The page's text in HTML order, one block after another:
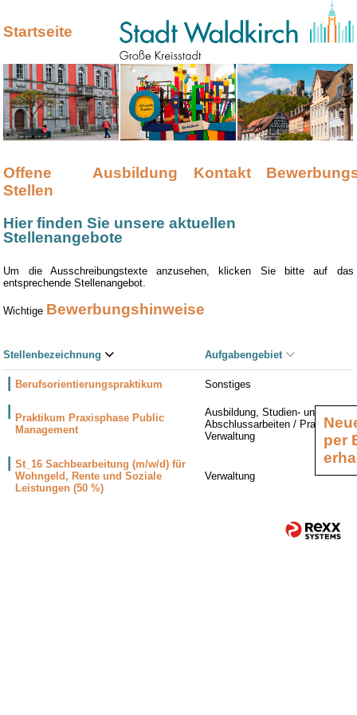
Startseite
Offene
Stellen
Ausbildung Kontakt
Hier finden Sie unsere aktuellen
Stellenangebote
Um die Ausschreibungstexte anzusehen, klicken Sie bitte auf das
entsprechende Stellenangebot.
Wichtige Bewerbungshinweise
Stellenbezeichnung Aufgabengebiet
Berufsorientierungspraktikum Sonstiges
Praktikum Praxisphase Public
Management
Ausbildung, Studien- und
Abschlussarbeiten / Praktika,
Verwaltung
St_16 Sachbearbeitung (m/w/d) für
Wohngeld, Rente und Soziale
Leistungen (50 %)
Verwaltung
per